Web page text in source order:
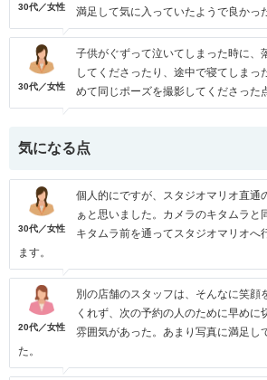
30代／女性
満足して気に入っていたようで良かっ
30代／女性
子供がぐずって泣いてしまった時に、
してくださったり、途中で寝てしまっ
めて同じポーズを撮影してくださった
気になる点
30代／女性
個人的にですが、スタジオマリオ直通
ぁと思いました。カメラのキタムラと
キタムラ前を通ってスタジオマリオへ
ます。
20代／女性
別の店舗のスタッフは、そんなに笑顔
くれず、次の予約の人のために早めに
雰囲気があった。あまり写真に満足し
た。